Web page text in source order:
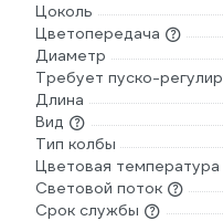
Цоколь
Цветопередача
Диаметр
Требует пуско-
Длина
Вид
Тип колбы
Цветовая температура
Световой поток
Срок службы